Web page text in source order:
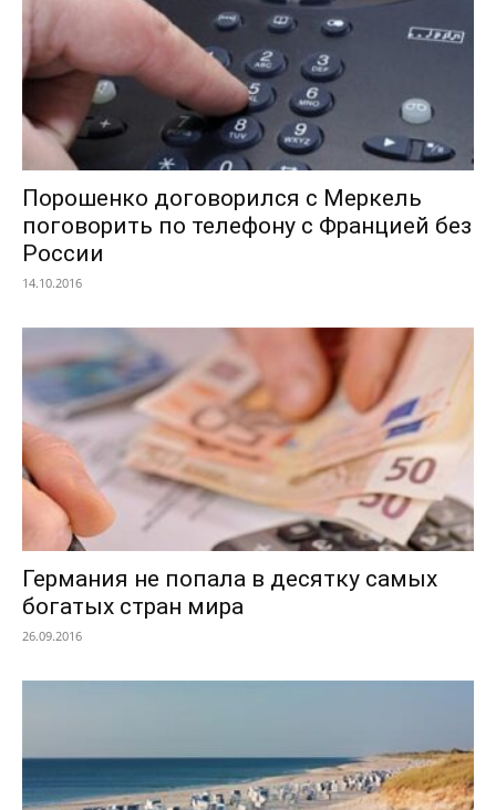
Порошенко договорился с Меркель
поговорить по телефону с Францией без
России
14.10.2016
Германия не попала в десятку самых
богатых стран мира
26.09.2016